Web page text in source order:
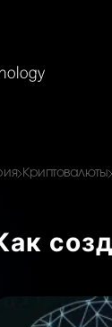
Криптовалюты